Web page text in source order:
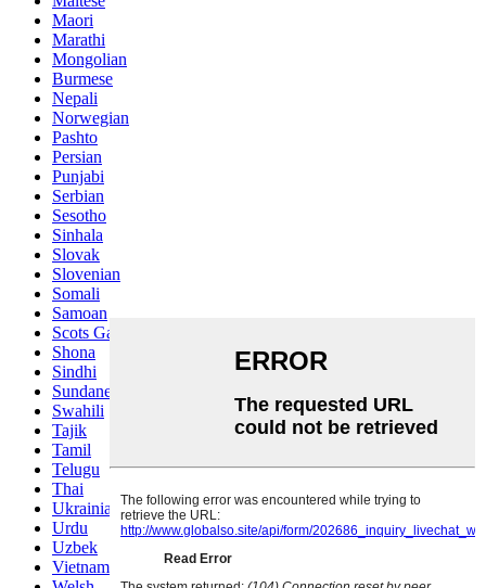
Maori
Marathi
Mongolian
Burmese
Nepali
Norwegian
Pashto
Persian
Punjabi
Serbian
Sesotho
Sinhala
Slovak
Slovenian
Somali
Samoan
Scots Gaelic
Shona
Sindhi
Sundanese
Swahili
Tajik
Tamil
Telugu
Thai
Ukrainian
Urdu
Uzbek
Vietnamese